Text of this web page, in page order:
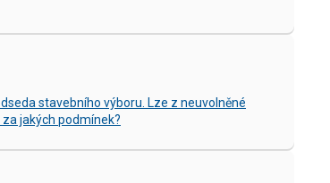
stavebního výboru. Lze z neuvolněné
jakých podmínek?